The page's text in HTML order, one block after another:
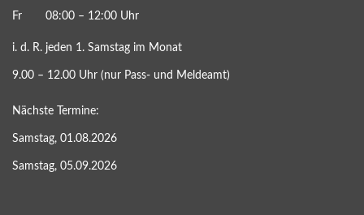
Fr 08:00 – 12:00 Uhr
i. d. R. jeden 1. Samstag im Monat
9.00 – 12.00 Uhr (nur Pass- und Meldeamt)
Nächste Termine:
Samstag, 01.08.2026
Samstag, 05.09.2026